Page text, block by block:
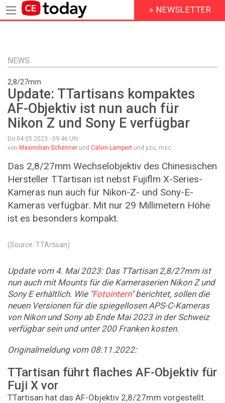
Inhalt
HEADER
MENU
» NEWSLETTER
NEWS
2,8/27mm
Update: TTartisans kompaktes
AF-Objektiv ist nun auch für
Nikon Z und Sony E verfügbar
Do 04.05.2023 - 09:46 Uhr
von Maximilian Schenner und Calvin Lampert und yzu, msc
Das 2,8/27mm Wechselobjektiv des Chinesischen
Hersteller TTartisan ist nebst Fujiflm X-Series-
Kameras nun auch für Nikon-Z- und Sony-E-
Kameras verfügbar. Mit nur 29 Millimetern Höhe
ist es besonders kompakt.
(Source: TTArtisan)
Update vom 4. Mai 2023: Das TTartisan 2,8/27mm ist
nun auch mit Mounts für die Kameraserien Nikon Z und
Sony E erhältlich. Wie "Fotointern" berichtet, sollen die
neuen Versionen für die spiegellosen APS-C-Kameras
von Nikon und Sonyab Ende Mai 2023 in der Schweiz
verfügbar sein und unter 200 Franken kosten.
Originalmeldung vom 08.11.2022:
TTartisan führt flaches AF-Objektiv für
Fuji X vor
TTartisan hat das AF-Objektiv 2,8/27mm vorgestellt.